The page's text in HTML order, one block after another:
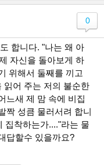
0
합니다. "나는 왜 아
자신을 돌아보게 하
위해서 둘째를 끼고
읽어 주는 저의 불순한
느새 제 맘 속에 비집
짝 성큼 물러서려 합니
집착하는가...."라는 물
답할수 있을까요?